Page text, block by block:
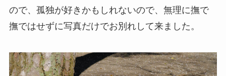
ので、孤独が好きかもしれないので、無理に撫で
撫ではせずに写真だけでお別れして来ました。